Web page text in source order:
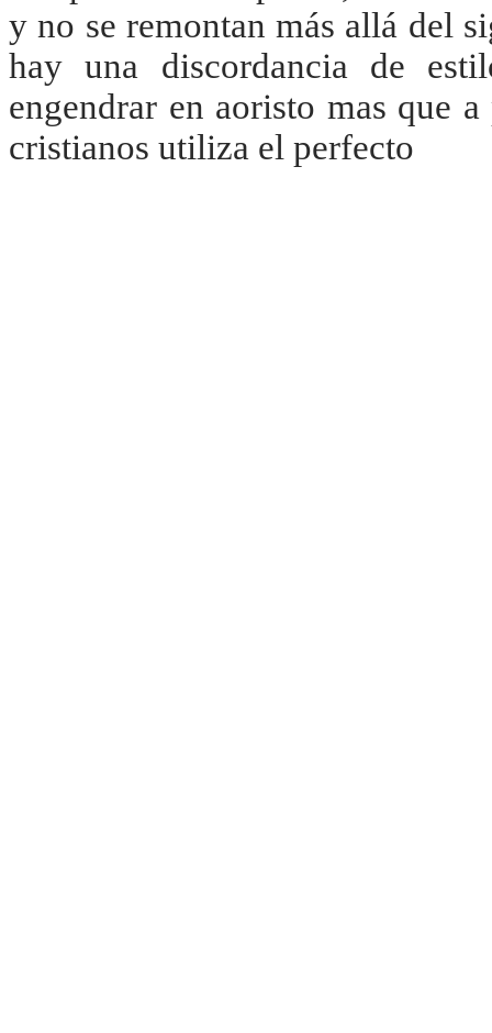
y no se remontan más allá del
hay una discordancia de
engendrar en aoristo mas que
cristianos utiliza el perfecto